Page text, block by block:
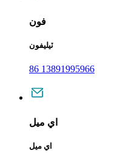
فون
ٽيليفون
86 13891995966
اي ميل
اي ميل